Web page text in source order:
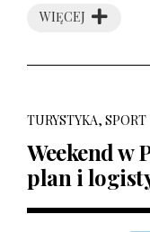
WIĘCEJ
TURYSTYKA, SPORT
Weekend w
plan i